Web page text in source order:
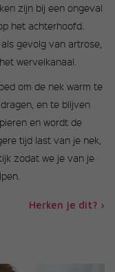
zijn bij een ongeval
het achterhoofd.
gevolg van artrose,
wervelkanaal.
om de nek warm te
en te blijven
en wordt de
tijd last van je nek,
zodat we je van je
Herken je dit? ›